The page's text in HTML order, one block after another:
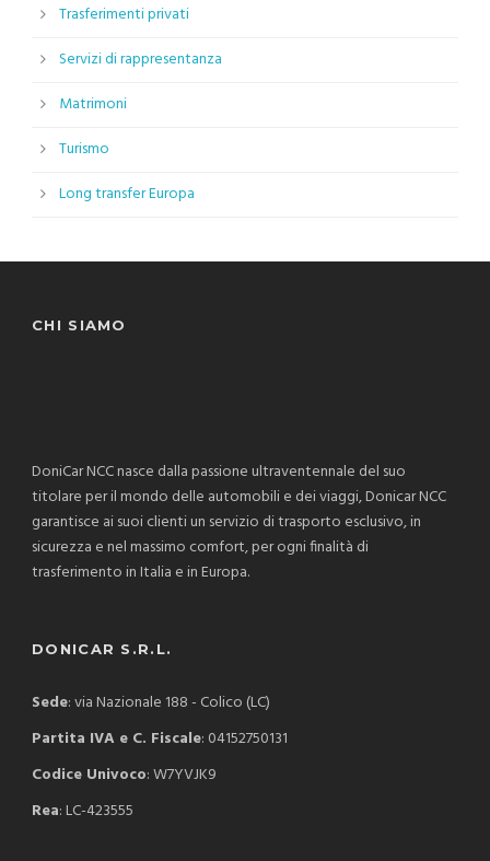
Trasferimenti privati
Servizi di rappresentanza
Matrimoni
Turismo
Long transfer Europa
CHI SIAMO
DoniCar NCC nasce dalla passione ultraventennale del suo
titolare per il mondo delle automobili e dei viaggi, Donicar NCC
garantisce ai suoi clienti un servizio di trasporto esclusivo, in
sicurezza e nel massimo comfort, per ogni finalità di
trasferimento in Italia e in Europa.
DONICAR S.R.L.
Sede: via Nazionale 188 - Colico (LC)
Partita IVA e C. Fiscale: 04152750131
Codice Univoco: W7YVJK9
Rea: LC-423555